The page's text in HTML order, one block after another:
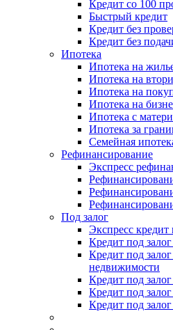
Кредит со 100
Быстрый кредит
Кредит без
Кредит без
Ипотека
Ипотека на
Ипотека на
Ипотека на
Ипотека на
Ипотека с
Ипотека за
Семейная
Рефинансирование
Экспресс
Под залог
Экспресс
Кредит под
Кредит под
недвижимости
Кредит под
Кредит под
Кредит под залог